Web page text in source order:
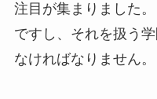
注目が集まりました
ですし、それを扱う
なければなりません。